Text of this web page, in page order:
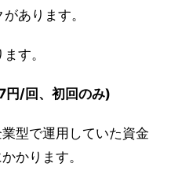
あります。
す。
円/回、初回のみ)
型で運用していた資金
かります。